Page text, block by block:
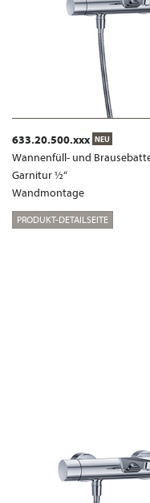
633.20.500.xxx NEU
Wannenfüll- und
Garnitur ½“
Wandmontage
PRODUKT-DETAILSEITE